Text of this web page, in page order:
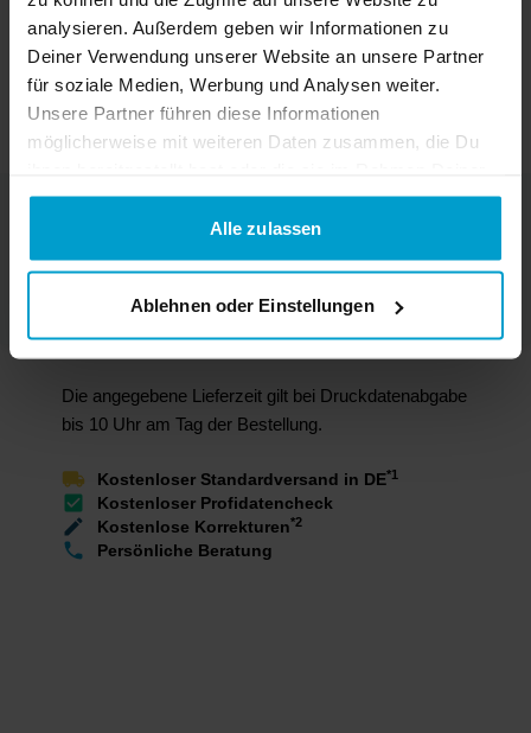
analysieren. Außerdem geben wir Informationen zu
Deiner Verwendung unserer Website an unsere Partner
für soziale Medien, Werbung und Analysen weiter.
Unsere Partner führen diese Informationen
möglicherweise mit weiteren Daten zusammen, die Du
Nutzung der Dienste gesammelt haben.
Alle zulassen
Ablehnen oder Einstellungen
Zwischensumme
Mehrwertsteuer
--,--€
Warenkorb
Warenkorb
Die angegebene Lieferzeit gilt bei Druckdatenabgabe
bis 10 Uhr am Tag der Bestellung.
Kostenloser Standardversand in DE*1
Kostenloser Profidatencheck
Kostenlose Korrekturen*2
Persönliche Beratung